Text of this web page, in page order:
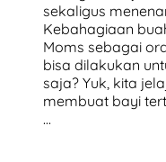
sekaligus
Kebahagiaan
Moms sebagai
bisa dilakukan
saja? Yuk, kita
membuat bayi
…